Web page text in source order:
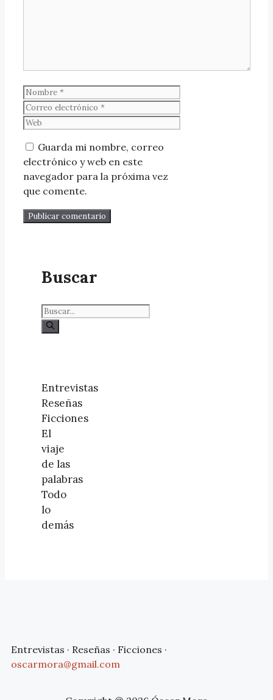
Guarda mi nombre, correo
electrónico y web en este
navegador para la próxima vez
que comente.
Buscar
Entrevistas
Reseñas
Ficciones
El
viaje
de las
palabras
Todo
lo
demás
Entrevistas · Reseñas · Ficciones ·
oscarmora@gmail.com